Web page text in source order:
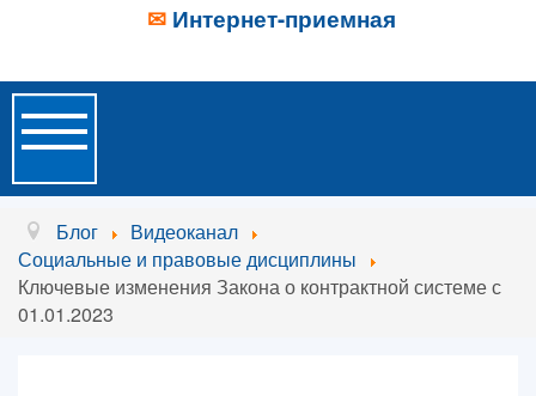
✉ Интернет-приемная
Toggle
Navigation
Главная
Об учреждении
Блог
Видеоканал
Социальные и правовые дисциплины
Ключевые изменения Закона о контрактной системе с
01.01.2023